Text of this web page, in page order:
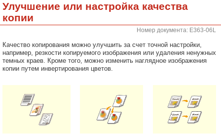
Улучшение или настройка качества
копии
Номер документа: E363-06L
Качество копирования можно улучшить за счет точной настройки,
например, резкости копируемого изображения или удаления ненужных
темных краев. Кроме того, можно изменить наглядное изображения
копии путем инвертирования цветов.